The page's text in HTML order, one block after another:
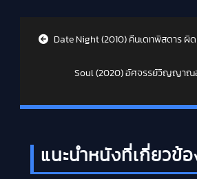
Post navigation
Date Night (2010) คืนเดทพิสดาร ผิ
Soul (2020) อัศจรรย์วิญญาณ
แนะนำหนังที่เกี่ยวข้อ